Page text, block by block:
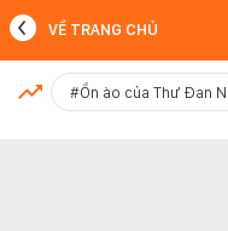
MỚI NHẤT
VỀ TRANG CHỦ
#Ồn ào của Thư Đan